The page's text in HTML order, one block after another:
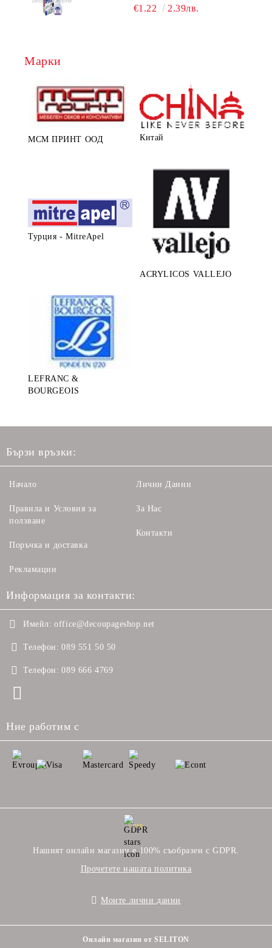
€1.22 2.39лв.
Марки
МСМ ПРИНТ ООД Китай
Турция - MitreApel
ACRYLICOS VALLEJO
LEFRANC &
BOURGEOIS
Бързи връзки:
Начало
Правила и Условия за
ползване
Поръчка и доставка
Рекламации
Лични Данни
За Нас
Контакти
Информация за контакти:
Имейл: office@decoupageshop.net
Телефон: 089 551 50 50
Телефон: 089 666 4769
Ние работим с
GDPR
Нашият онлайн магазин е 100% съобразен с GDPR.
Прочетете нашата политика
Моите лични данни
Онлайн магазин от SELITON